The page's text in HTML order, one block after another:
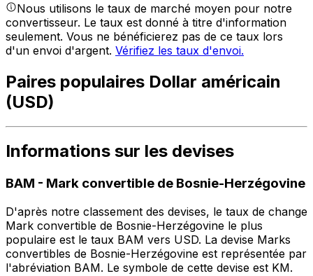
Nous utilisons le taux de marché moyen pour notre
convertisseur. Le taux est donné à titre d'information
seulement. Vous ne bénéficierez pas de ce taux lors
d'un envoi d'argent. Vérifiez les taux d'envoi.
Paires populaires Dollar américain
(USD)
Informations sur les devises
BAM - Mark convertible de Bosnie-Herzégovine
D'après notre classement des devises, le taux de change
Mark convertible de Bosnie-Herzégovine le plus
populaire est le taux BAM vers USD. La devise Marks
convertibles de Bosnie-Herzégovine est représentée par
l'abréviation BAM. Le symbole de cette devise est KM.